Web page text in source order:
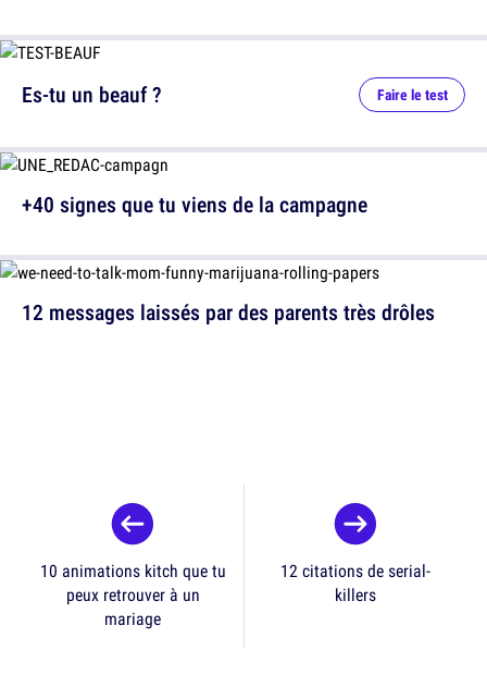
12 messages laissés par des parents très drôles
Es-tu un beauf ? Faire le test
+40 signes que tu viens de la campagne
10 animations kitch que tu
peux retrouver à un
mariage
12 citations de serial-
killers